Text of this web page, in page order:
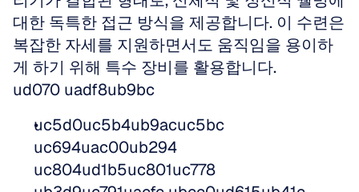
대한 독특한 접근 방식을 제공합니다. 이 수련은
복잡한 자세를 지원하면서도 움직임을 용이하
게 하기 위해 특수 장비를 활용합니다.
ud070 uadf8ub9bc
uc5d0uc5b4ub9acuc5bc
uc694uac00ub294
uc804ud1b5uc801uc778